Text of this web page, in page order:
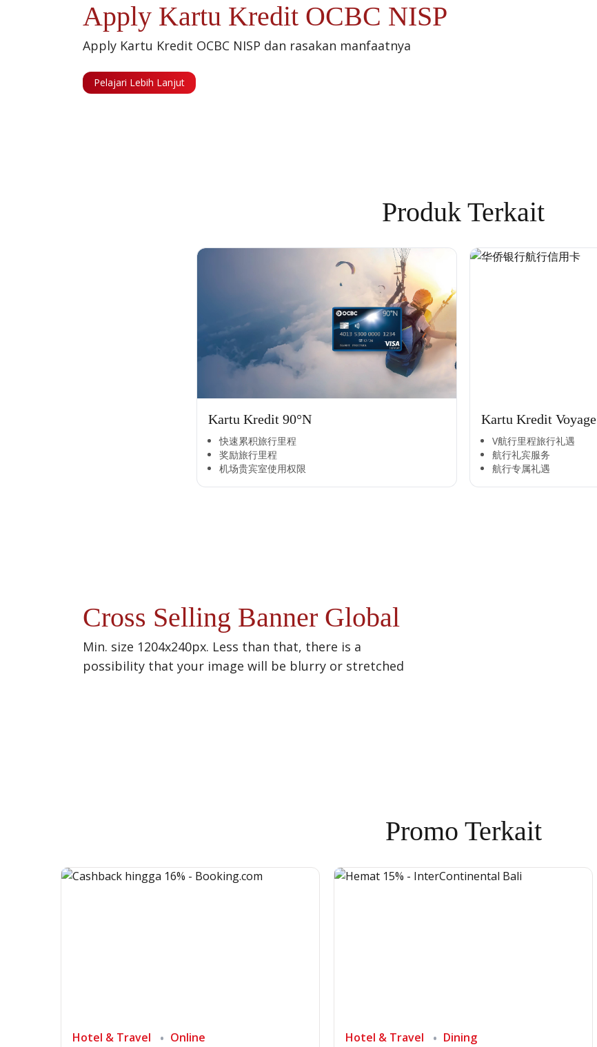
Apply Kartu Kredit OCBC NISP
Apply Kartu Kredit OCBC NISP dan rasakan manfaatnya
Pelajari Lebih Lanjut
Produk Terkait
Kartu Kredit 90°N
快速累积旅行里程​
奖励旅行里程​
机场贵宾室使用权限​
Kartu Kredit Voyage
V航行里程旅行礼遇
航行礼宾服务
航行专属礼遇
Cross Selling Banner Global
Min. size 1204x240px. Less than that, there is a
possibility that your image will be blurry or stretched
Promo Terkait
Hotel & Travel Online Hotel & Travel Dining